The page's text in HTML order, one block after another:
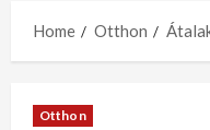
Home Otthon
Otthon